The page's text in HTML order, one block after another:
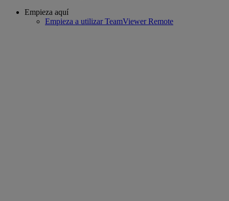
Empieza aquí
Empieza a utilizar TeamViewer Remote